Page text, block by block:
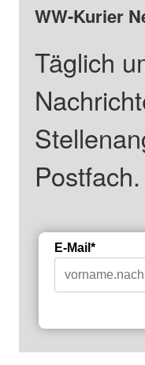
WW-Kurier
Täglich
Postfach.
E-Mail*